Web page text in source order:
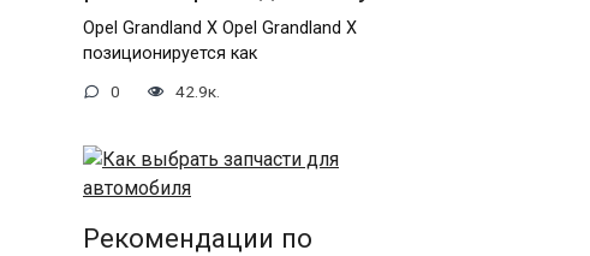
Opel Grandland X Opel Grandland X
позиционируется как
0 42.9к.
Рекомендации по